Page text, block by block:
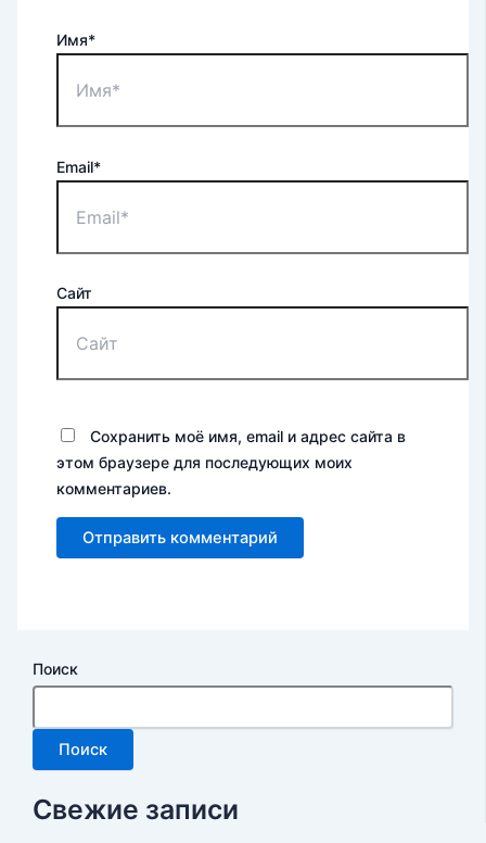
Имя*
Email*
Сайт
Сохранить моё имя, email и адрес сайта в
этом браузере для последующих моих
комментариев.
Поиск
Поиск
Свежие записи